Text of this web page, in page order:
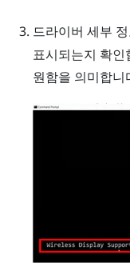
드라이버 세부
표시되는지 확
원함을 의미합니